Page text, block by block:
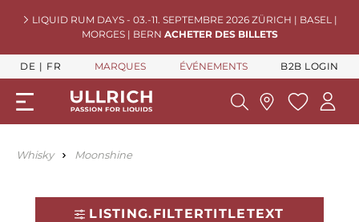
LIQUID RUM DAYS - 03.-11. SEPTEMBRE 2026 ZÜRICH | BASEL |
MORGES | BERN ACHETER DES BILLETS
DE FR MARQUES ÉVÉNEMENTS B2B LOGIN
Whisky Moonshine
LISTING.FILTERTITLETEXT